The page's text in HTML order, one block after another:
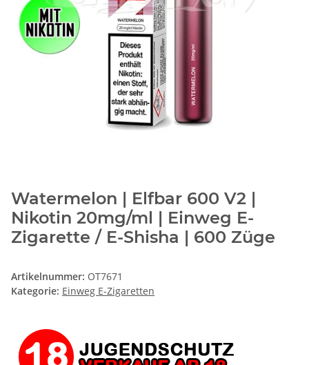
Watermelon | Elfbar 600 V2 |
Nikotin 20mg/ml | Einweg E-
Zigarette / E-Shisha | 600 Züge
Artikelnummer: OT7671
Kategorie: Einweg E-Zigaretten